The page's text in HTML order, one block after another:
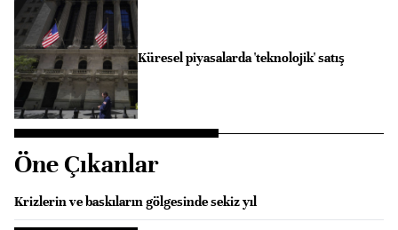
Küresel piyasalarda 'teknolojik' satış
Öne Çıkanlar
Krizlerin ve baskıların gölgesinde sekiz yıl